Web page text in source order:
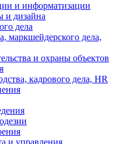
и информатизации
и дизайна
дела
маркшейдерского дела,
и охраны объектов
кадрового дела, HR
и управления